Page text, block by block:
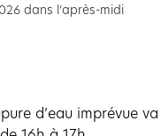
dans l’après-midi
d’eau imprévue